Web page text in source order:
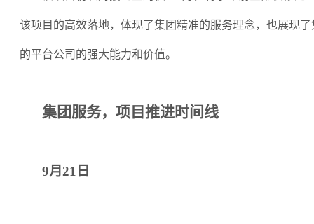
该项目的高效落地，体现了集团精准的服务理念，也展现
的平台公司的强大能力和价值。
集团服务，项目推进时间线
9月21日